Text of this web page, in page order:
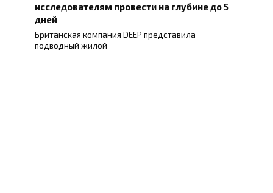
исследователям провести на глубине до 5
дней
Британская компания DEEP представила
подводный жилой